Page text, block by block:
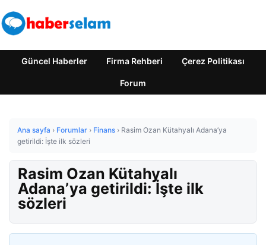
Güncel Haberler Firma Rehberi Çerez Politikası
Forum
Ana sayfa › Forumlar › Finans › Rasim Ozan Kütahyalı Adana’ya
getirildi: İşte ilk sözleri
Rasim Ozan Kütahyalı
Adana’ya getirildi: İşte ilk
sözleri